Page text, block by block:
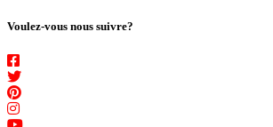
Voulez-vous nous suivre?